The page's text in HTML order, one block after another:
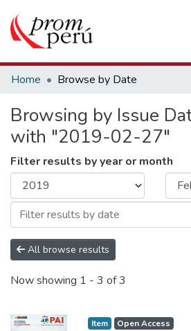
Communities & Collections
Estadísticas Externas
Home Browse by Date
Browsing by Issue
with "2019-02-27"
Filter results by year or month
All browse results
Now showing 1 - 3 of 3
Item Open Access